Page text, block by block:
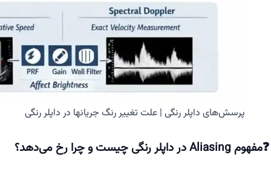
پرسش‌های داپلر رنگی | علت تغییر رنگ جریانها در داپلر رنگی
❓مفهوم Aliasing در داپلر رنگی چیست و چرا رخ می‌دهد؟